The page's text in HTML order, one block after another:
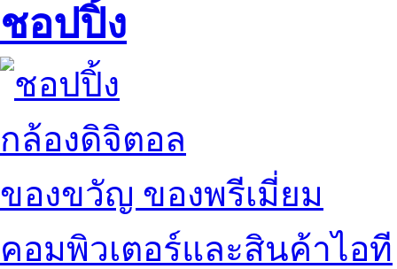
ชอปปิ้ง
กล้องดิจิตอล
ของขวัญ ของพรีเมี่ยม
คอมพิวเตอร์และสินค้าไอที